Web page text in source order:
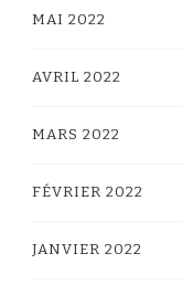
MAI 2022
AVRIL 2022
MARS 2022
FÉVRIER 2022
JANVIER 2022